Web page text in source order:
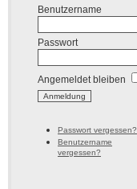
Benutzername
Passwort
Angemeldet bleiben
Passwort vergessen?
Benutzername
vergessen?